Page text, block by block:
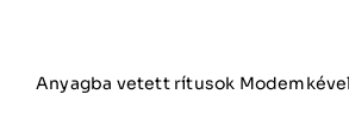
Anyagba vetett rítusok Modemkével